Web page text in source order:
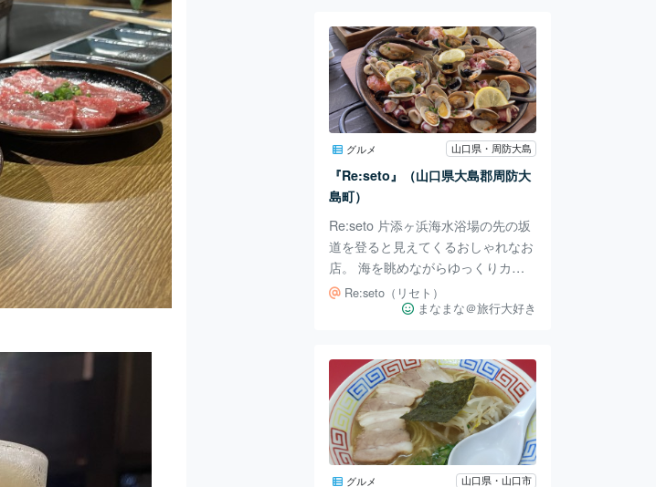
はないです、 注意点は道が狭いの
と 最終的には歩いて行かなければ
行けない点ですが それ以上に行く
メリットがある場所です。 マイナ
スイオンたっぷりの綺麗な空気で
癒されること間違いなしです。 〒7
40-0901 山口県岩国市錦町宇佐
グルメ 山口県・周防大島
『Re:seto』（山口県大島郡周防大
島町）
Re:seto 片添ヶ浜海水浴場の先の坂
道を登ると見えてくるおしゃれなお
店。 海を眺めながらゆっくりカフ
ェで過ごす時間は格別です。 2017
年にオープンして以来 常に予約が
です。 子供向けのメニューもあり
ママ友とも行けるお店です。 〒742
-2512 山口県大島郡周防大島町片添
片添１１１８−１ 営業時間11時00分
～16時30分 0820780808 定休日：
月・火曜
Re:seto（リセト）
まなまな＠旅行大好き
グルメ 山口県・山口市